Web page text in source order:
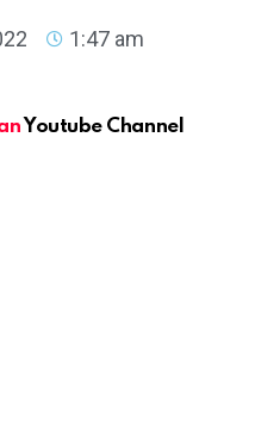
1:47 am
Youtube Channel